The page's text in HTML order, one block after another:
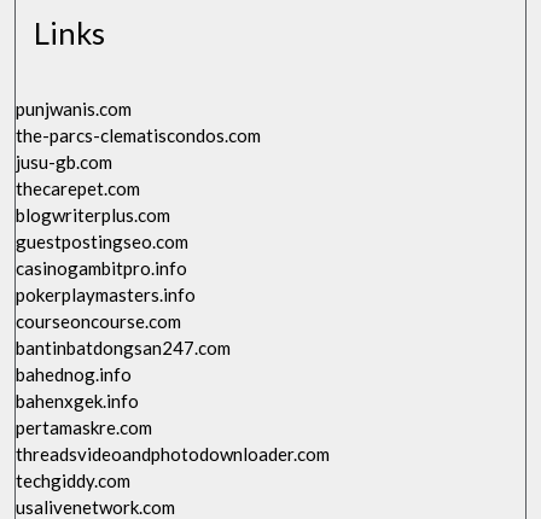
Links
punjwanis.com
the-parcs-clematiscondos.com
jusu-gb.com
thecarepet.com
blogwriterplus.com
guestpostingseo.com
casinogambitpro.info
pokerplaymasters.info
courseoncourse.com
bantinbatdongsan247.com
bahednog.info
bahenxgek.info
pertamaskre.com
threadsvideoandphotodownloader.com
techgiddy.com
usalivenetwork.com